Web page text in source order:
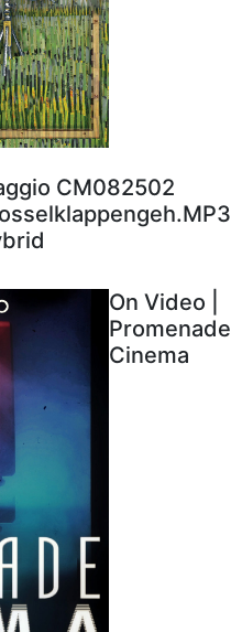
CM082502
On Video |
Promenade
Cinema